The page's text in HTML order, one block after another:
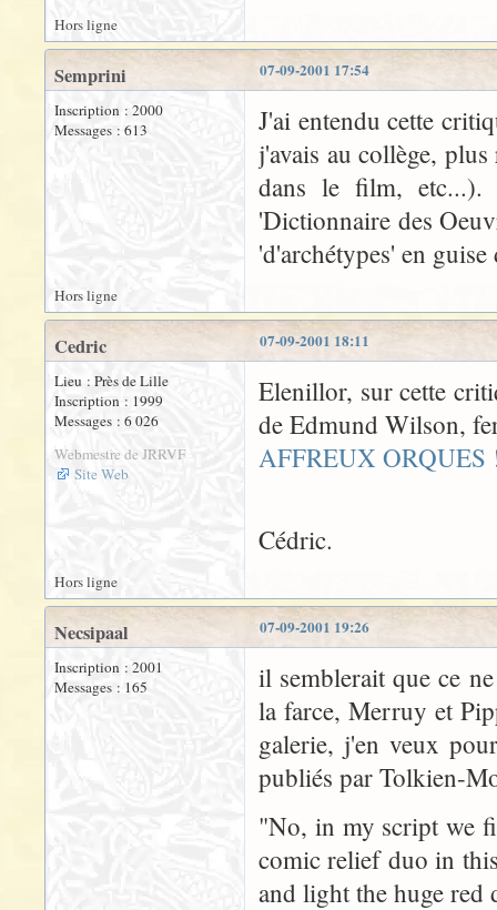
Hors ligne
07-09-2001 17:54
Semprini
Inscription : 2000
Messages : 613
J'ai entendu cette
j'avais au collège,
dans le film, etc...).
'Dictionnaire des
'd'archétypes' en
Hors ligne
07-09-2001 18:11
Cedric
Lieu : Près de Lille
Inscription : 1999
Messages : 6 026
Webmestre de JRRVF
Site Web
Elenillor, sur cette
de Edmund Wilson,
AFFREUX ORQUES
Cédric.
Hors ligne
07-09-2001 19:26
Necsipaal
Inscription : 2001
Messages : 165
il semblerait que ce
la farce, Merruy et
galerie, j'en veux
publiés par Tolkien-
"No, in my script we
comic relief duo in
and light the huge